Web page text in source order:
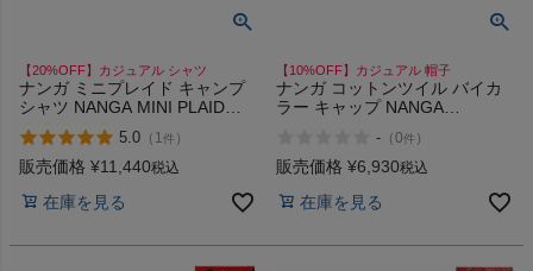
【20%OFF】カジュアル シャツ
ナンガ ミニプレイド キャンプ
シャツ NANGA MINI PLAID
CAMP SHIRT
5.0 （ 1件 ）
販売価格 ¥11,440税込
在庫を見る
【10%OFF】カジュアル 帽子
ナンガ コットンツイル バイカ
ラー キャップ NANGA
- （0件 ）
販売価格 ¥6,930税込
在庫を見る